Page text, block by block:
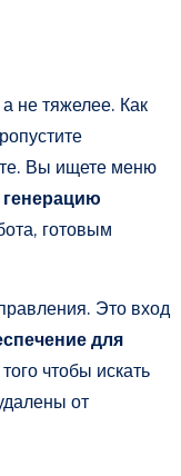
не тяжелее. Как
Вы ищете меню
генерацию
готовым
Это вход
для
чтобы искать
от